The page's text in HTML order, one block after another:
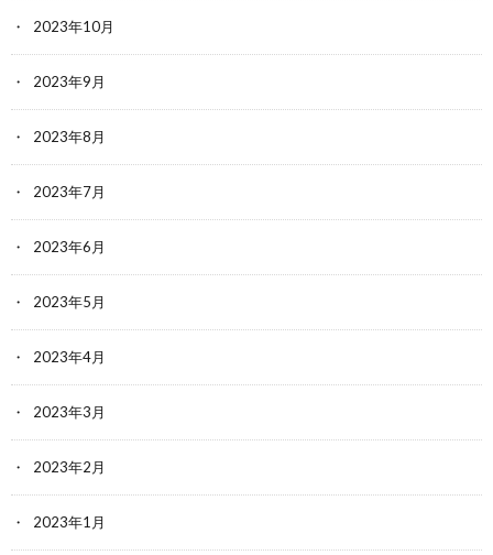
2023年10月
2023年9月
2023年8月
2023年7月
2023年6月
2023年5月
2023年4月
2023年3月
2023年2月
2023年1月